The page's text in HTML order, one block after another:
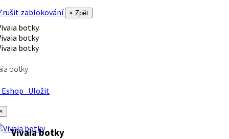
zablokování
× Zpět
botky
Uložit
Vivaia botky